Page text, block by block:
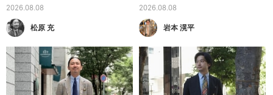
2026.08.08
松原 充
2026.08.08
岩本 滉平